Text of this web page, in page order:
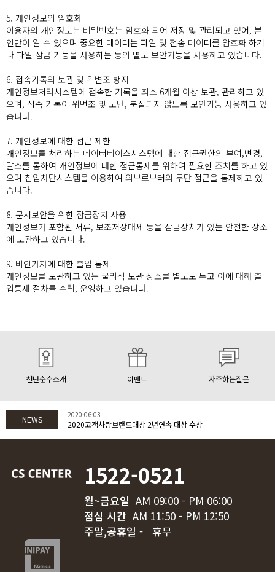
5. 개인정보의 암호화
이용자의 개인정보는 비밀번호는 암호화 되어 저장 및 관리되고 있어, 본
인만이 알 수 있으며 중요한 데이터는 파일 및 전송 데이터를 암호화 하거
나 파일 잠금 기능을 사용하는 등의 별도 보안기능을 사용하고 있습니다.
6. 접속기록의 보관 및 위변조 방지
개인정보처리시스템에 접속한 기록을 최소 6개월 이상 보관, 관리하고 있
으며, 접속 기록이 위변조 및 도난, 분실되지 않도록 보안기능 사용하고 있
습니다.
7. 개인정보에 대한 접근 제한
개인정보를 처리하는 데이터베이스시스템에 대한 접근권한의 부여,변경,
말소를 통하여 개인정보에 대한 접근통제를 위하여 필요한 조치를 하고 있
으며 침입차단시스템을 이용하여 외부로부터의 무단 접근을 통제하고 있
습니다.
8. 문서보안을 위한 잠금장치 사용
개인정보가 포함된 서류, 보조저장매체 등을 잠금장치가 있는 안전한 장소
에 보관하고 있습니다.
9. 비인가자에 대한 출입 통제
개인정보를 보관하고 있는 물리적 보관 장소를 별도로 두고 이에 대해 출
입통제 절차를 수립, 운영하고 있습니다.
천년순수소개 이벤트 자주하는질문
NEWS 2020-06-03
2020고객사랑브랜드대상 2년연속 대상 수상
1522-0521
월~금요일 AM 09:00 - PM 06:00
점심 시간 AM 11:50 - PM 12:50
주말,공휴일 -
휴무